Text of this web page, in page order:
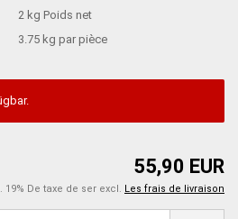
2 kg Poids net
3.75 kg par pièce
55,90 EUR
19% De taxe de ser excl. Les frais de livraison